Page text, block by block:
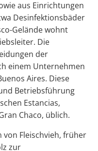
aus Einrichtungen
Desinfektionsbäder
Gelände wohnt
Die
der
einem Unternehmen
Aires. Diese
Betriebsführung
Estancias,
Chaco, üblich.
Fleischvieh, früher
zur